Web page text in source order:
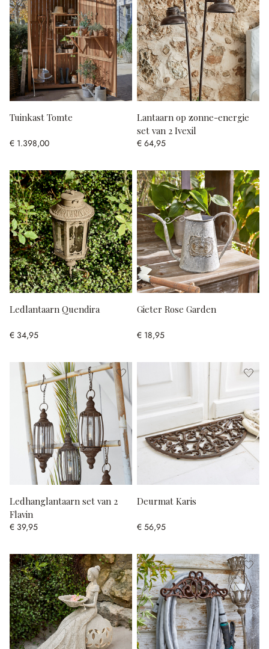
Tuinkast Tomte
€ 1.398,00
Lantaarn op zonne-energie
set van 2 Ivexil
€ 64,95
Ledlantaarn Quendira
€ 34,95
Gieter Rose Garden
€ 18,95
Ledhanglantaarn set van 2
Flavin
€ 39,95
Deurmat Karis
€ 56,95